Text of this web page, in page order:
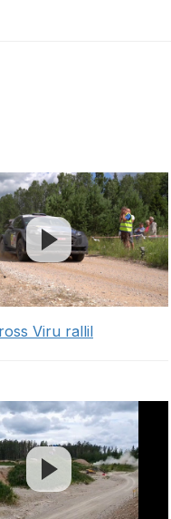
Viru rallil